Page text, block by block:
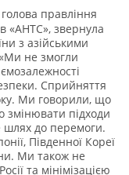
правління
«АНТС», звернула
з азійськими
не змогли
Сприйняття
Ми говорили, що
змінювати підходи
шлях до перемоги.
Південної Кореї
Ми також не
та мінімізацією